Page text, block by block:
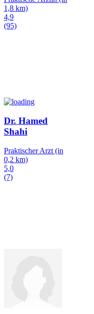
1,8 km)
4,9
(95)
Dr. Hamed
Shahi
Praktischer Arzt (in
0,2 km)
5,0
(7)